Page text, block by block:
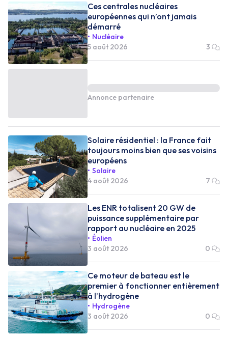
Ces centrales nucléaires
européennes qui n’ont jamais
démarré
Nucléaire
5 août 2026
3
Annonce partenaire
Solaire résidentiel : la France fait
toujours moins bien que ses voisins
européens
Solaire
4 août 2026
7
Les ENR totalisent 20 GW de
puissance supplémentaire par
rapport au nucléaire en 2025
Éolien
3 août 2026
0
Ce moteur de bateau est le
premier à fonctionner entièrement
à l’hydrogène
Hydrogène
3 août 2026
0